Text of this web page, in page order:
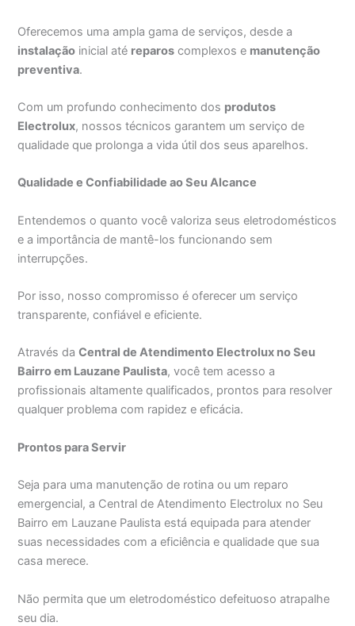
Oferecemos uma ampla gama de serviços, desde a
instalação inicial até reparos complexos e manutenção
preventiva.
Com um profundo conhecimento dos produtos
Electrolux, nossos técnicos garantem um serviço de
qualidade que prolonga a vida útil dos seus aparelhos.
Qualidade e Confiabilidade ao Seu Alcance
Entendemos o quanto você valoriza seus eletrodomésticos
e a importância de mantê-los funcionando sem
interrupções.
Por isso, nosso compromisso é oferecer um serviço
transparente, confiável e eficiente.
Através daCentral de Atendimento Electrolux no Seu
Bairro em Lauzane Paulista, você tem acesso a
profissionais altamente qualificados, prontos para resolver
qualquer problema com rapidez e eficácia.
Prontos para Servir
Seja para uma manutenção de rotina ou um reparo
emergencial, a Central de Atendimento Electrolux no Seu
Bairro em Lauzane Paulista está equipada para atender
suas necessidades com a eficiência e qualidade que sua
casa merece.
Não permita que um eletrodoméstico defeituoso atrapalhe
seu dia.